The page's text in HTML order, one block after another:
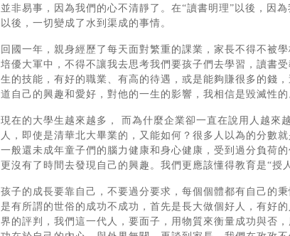
並非易事，因為我們的心不清靜了。在“讀書明理”以後，因
以後，一切變成了水到渠成的事情。
回國一年，親身經歷了每天面對繁重的課業，家長不得不被
培優大軍中，不得不讓我去思考我們要孩子們去學習，讀書
生的技能，有好的職業、有高的待遇，或是能夠賺很多的錢
道自己的興趣和愛好，對他的一生的影響，我相信是毀滅性的
現在的大學生越來越多， 而為什麼企業卻一直在說用人越來
人，即使是清華北大畢業的，又能如何？很多人以為的分數
一般還未成年童子們的腦力健康和身心健康，受到過分負荷
更沒有了時間去發現自己的興趣。我們更應該懂得教育是“授
孩子的成長要靠自己，不要過分要求，每個個體都有自己的
是有所謂的世俗的成功不成功，首先是長大做個好人，有好
界的評判，我們這一代人，要面子，用物質來衡量成功與否